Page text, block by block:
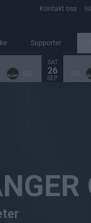
Kontakt oss
Supporter
SAT
26
SEP